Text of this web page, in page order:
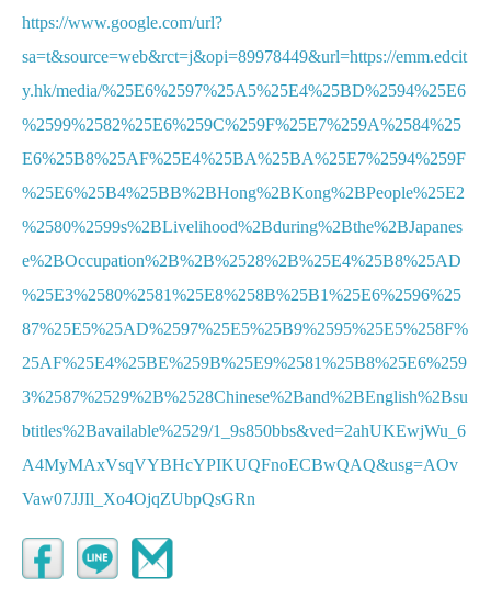
https://www.google.com/url?
sa=t&source=web&rct=j&opi=89978449&url=https://emm.edcit
y.hk/media/%25E6%2597%25A5%25E4%25BD%2594%25E6
%2599%2582%25E6%259C%259F%25E7%259A%2584%25
E6%25B8%25AF%25E4%25BA%25BA%25E7%2594%259F
%25E6%25B4%25BB%2BHong%2BKong%2BPeople%25E2
%2580%2599s%2BLivelihood%2Bduring%2Bthe%2BJapanes
e%2BOccupation%2B%2B%2528%2B%25E4%25B8%25AD
%25E3%2580%2581%25E8%258B%25B1%25E6%2596%25
87%25E5%25AD%2597%25E5%25B9%2595%25E5%258F%
25AF%25E4%25BE%259B%25E9%2581%25B8%25E6%259
3%2587%2529%2B%2528Chinese%2Band%2BEnglish%2Bsu
btitles%2Bavailable%2529/1_9s850bbs&ved=2ahUKEwjWu_6
A4MyMAxVsqVYBHcYPIKUQFnoECBwQAQ&usg=AOv
Vaw07JJIl_Xo4OjqZUbpQsGRn